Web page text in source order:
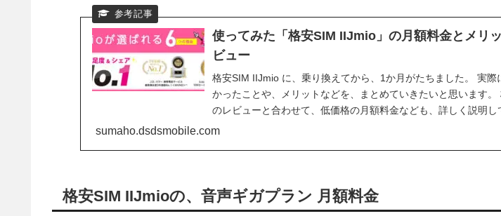
使ってみた「格安SIM IIJmio」の月額料金とメリ
ビュー
格安SIM IIJmio に、乗り換えてから、1か月がたちました。 実際
かったことや、メリットなどを、まとめていきたいと思います
のレビューと合わせて、低価格の月額料金なども、詳しく説明し
sumaho.dsdsmobile.com
格安SIM IIJmioの、音声ギガプラン 月額料金